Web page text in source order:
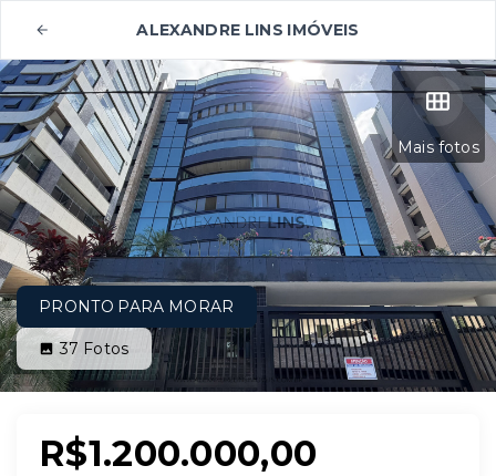
ALEXANDRE LINS IMÓVEIS
Mais fotos
PRONTO PARA MORAR
37 Fotos
R$1.200.000,00